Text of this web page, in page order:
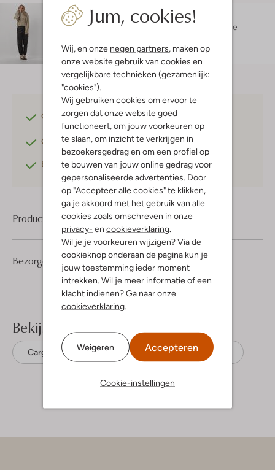
Jum, cookies!
Wij, en onze negen partners, maken op
onze website gebruik van cookies en
vergelijkbare technieken (gezamenlijk:
"cookies").
Wij gebruiken cookies om ervoor te
zorgen dat onze website goed
functioneert, om jouw voorkeuren op
te slaan, om inzicht te verkrijgen in
bezoekersgedrag en om een profiel op
te bouwen van jouw online gedrag voor
gepersonaliseerde advertenties. Door
op "Accepteer alle cookies" te klikken,
ga je akkoord met het gebruik van alle
cookies zoals omschreven in onze
privacy- en cookieverklaring.
Wil je je voorkeuren wijzigen? Via de
cookieknop onderaan de pagina kun je
jouw toestemming ieder moment
intrekken. Wil je meer informatie of een
klacht indienen? Ga naar onze
cookieverklaring.
Weigeren Accepteren
Cookie-instellingen
Maatadvies
Danielle is 1 meter 74 lang en draagt maat s.
De
Gratis verzendingvanaf €75,-
Gratis retournerenbinnen 30 dagen*
Betaal achterafmet Klarna
Product informatie
Bezorgen & retourneren
Bekijk meer
Cargobroeken Penn & Ink Viscose